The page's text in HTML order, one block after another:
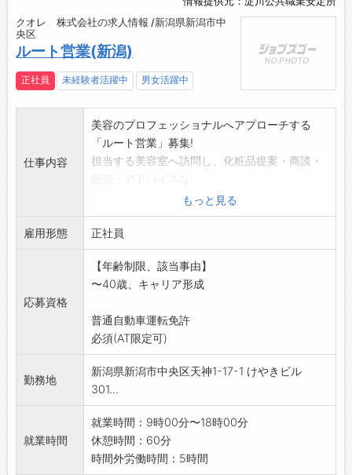
クオレ 株式会社の求人情報 /新潟県新潟市中
央区
ルート営業(新潟)
正社員 未経験者活躍中 男女活躍中
仕事内容
美容のプロフェッショナルへアプローチする
「ルート営業」募集!
担当する美容室へ訪問し、化粧品提案・商談・
どを通じて、美容室の売上UPや生産性向上に携
わっていただきま
す。
◎当社は美容室ルートでの化粧品販売を確立し
た「美容室店販の
パイオニア企業」です。長年築き上げた信頼
メーカーの強みを活かし、更なる事業拡大に
向けて、第一営業部
の営業職を増員募集!
◎未経験者も安心の教育体制
現在活躍中のスタッフは殆どが未経験入社で
に及ぶ先輩とのOJTを通じて知識や実践スキ
ルを習得できるの
でご安心ください。 【変更範囲:会社の定め
もっと見る
雇用形態 正社員
応募資格
【年齢制限、該当事由】
〜40歳、キャリア形成
普通自動車運転免許
必須(AT限定可)
勤務地
新潟県新潟市中央区天神1-17-1 けやきビル
301...
就業時間
就業時間：9時00分〜18時00分
休憩時間：60分
時間外労働時間：5時間